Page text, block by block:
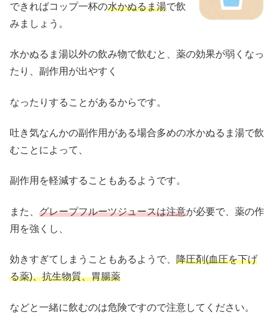
できればコップ一杯の水かぬるま湯で飲
みましょう。
水かぬるま湯以外の飲み物で飲むと、薬の効果が弱くなっ
たり、副作用が出やすく
なったりすることがあるからです。
吐き気なんかの副作用がある場合多めの水かぬるま湯で飲
むことによって、
副作用を軽減することもあるようです。
また、 グレープフルーツジュースは注意が必要で、薬の作
用を強くし、
効きすぎてしまうこともあるようで、 降圧剤(血圧を下げ
る薬)、抗生物質、胃腸薬
などと一緒に飲むのは危険ですので注意してください。